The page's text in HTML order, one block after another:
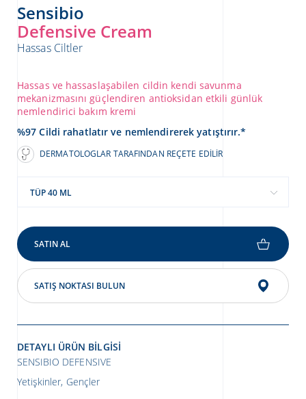
Sensibio
Defensive Cream
Hassas Ciltler
Hassas ve hassaslaşabilen cildin kendi savunma
mekanizmasını güçlendiren antioksidan etkili günlük
nemlendirici bakım kremi
%97 Cildi rahatlatır ve nemlendirerek yatıştırır.*
DERMATOLOGLAR TARAFINDAN REÇETE EDILIR
TÜP 40 ML
SATIN AL
SATIŞ NOKTASI BULUN
DETAYLI ÜRÜN BILGISI
SENSIBIO DEFENSIVE
Yetişkinler, Gençler